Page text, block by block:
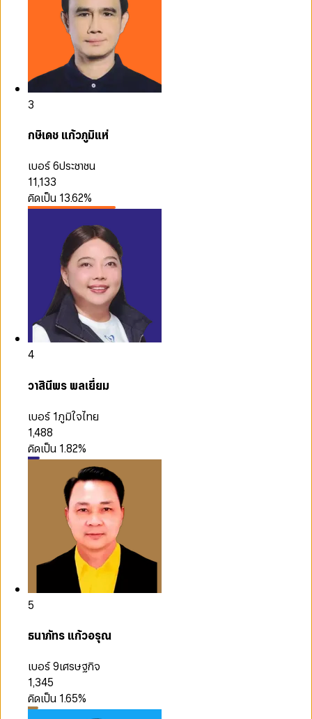
3
กษิเดช แก้วภูมิแห่
เบอร์ 6ประชาชน
11,133
คิดเป็น 13.62%
4
วาสินีพร พลเยี่ยม
เบอร์ 1ภูมิใจไทย
1,488
คิดเป็น 1.82%
5
ธนาภัทร แก้วอรุณ
เบอร์ 9เศรษฐกิจ
1,345
คิดเป็น 1.65%